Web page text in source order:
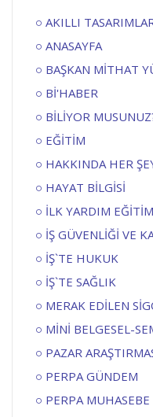
AKILLI
ANASAYFA
BAŞKAN MİTHAT
Bİ'HABER
BİLİYOR
EĞİTİM
HAKKINDA HER
HAYAT BİLGİSİ
İLK YARDIM
İŞ GÜVENLİĞİ VE
İŞ`TE HUKUK
İŞ`TE SAĞLIK
MERAK EDİLEN
MİNİ BELGESEL-
PAZAR
PERPA GÜNDEM
PERPA